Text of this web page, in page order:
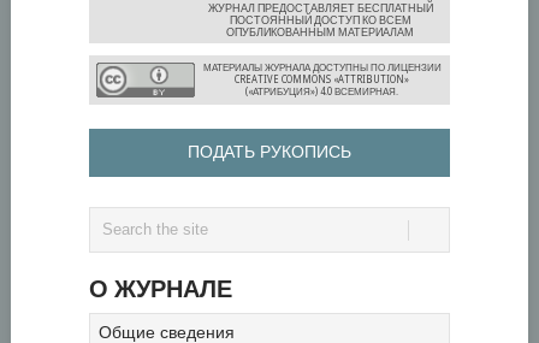
ЖУРНАЛ ПРЕДОСТАВЛЯЕТ БЕСПЛАТНЫЙ
ПОСТОЯННЫЙ ДОСТУП КО ВСЕМ
ОПУБЛИКОВАННЫМ МАТЕРИАЛАМ
МАТЕРИАЛЫ ЖУРНАЛА ДОСТУПНЫ ПО ЛИЦЕНЗИИ
CREATIVE COMMONS «ATTRIBUTION»
(«АТРИБУЦИЯ») 4.0 ВСЕМИРНАЯ.
ПОДАТЬ РУКОПИСЬ
О ЖУРНАЛЕ
Общие сведения